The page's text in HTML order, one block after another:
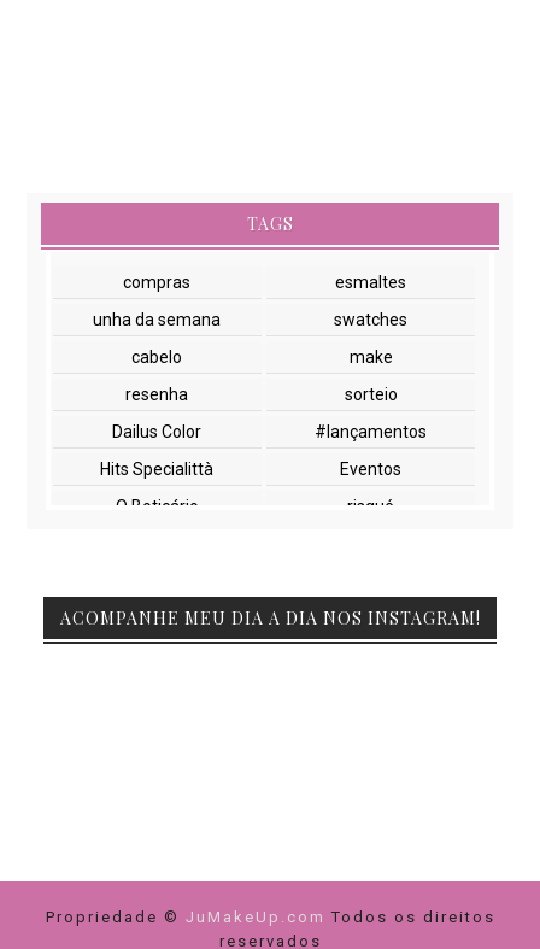
TAGS
compras
esmaltes
unha da semana
swatches
cabelo
make
resenha
sorteio
Dailus Color
#lançamentos
Hits Specialittà
Eventos
O Boticário
risqué
Beauty Fair
Embelleze
Pink Casa da Manicura
Yes Cosmetics
cuidados com cabelos
dicas de compras
ACOMPANHE MEU DIA A DIA NOS INSTAGRAM!
Propriedade © JuMakeUp.com Todos os direitos
reservados